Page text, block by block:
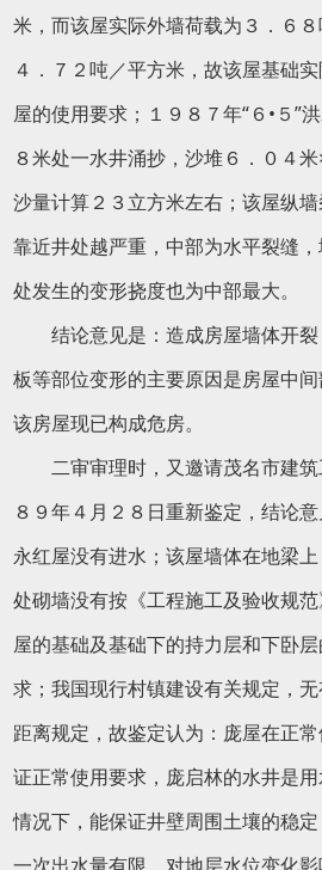
米，而该屋实际外墙荷载为３．６
４．７２吨／平方米，故该屋基础
屋的使用要求；１９８７年“６•５”
８米处一水井涌抄，沙堆６．０４
沙量计算２３立方米左右；该屋纵
靠近井处越严重，中部为水平裂缝
处发生的变形挠度也为中部最大。
结论意见是：造成房屋墙体开裂
板等部位变形的主要原因是房屋中间
该房屋现已构成危房。
二审审理时，又邀请茂名市建筑
８９年４月２８日重新鉴定，结论
永红屋没有进水；该屋墙体在地梁
处砌墙没有按《工程施工及验收规
屋的基础及基础下的持力层和下卧
求；我国现行村镇建设有关规定，
距离规定，故鉴定认为：庞屋在正
证正常使用要求，庞启林的水井是
情况下，能保证井壁周围土壤的稳定